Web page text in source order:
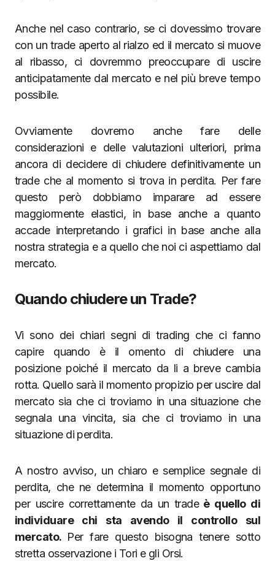
Anche nel caso contrario, se ci dovessimo trovare
con un trade aperto al rialzo ed il mercato si muove
al ribasso, ci dovremmo preoccupare di uscire
anticipatamente dal mercato e nel più breve tempo
possibile.
Ovviamente dovremo anche fare delle
considerazioni e delle valutazioni ulteriori, prima
ancora di decidere di chiudere definitivamente un
trade che al momento si trova in perdita. Per fare
questo però dobbiamo imparare ad essere
maggiormente elastici, in base anche a quanto
accade interpretando i grafici in base anche alla
nostra strategia e a quello che noi ci aspettiamo dal
mercato.
Quando chiudere un Trade?
Vi sono dei chiari segni di trading che ci fanno
capire quando è il omento di chiudere una
posizione poiché il mercato da li a breve cambia
rotta. Quello sarà il momento propizio per uscire dal
mercato sia che ci troviamo in una situazione che
segnala una vincita, sia che ci troviamo in una
situazione di perdita.
A nostro avviso, un chiaro e semplice segnale di
perdita, che ne determina il momento opportuno
per uscire correttamente da un tradeè quello di
individuare chi sta avendo il controllo sul
mercato. Per fare questo bisogna tenere sotto
stretta osservazione i Tori e gli Orsi.